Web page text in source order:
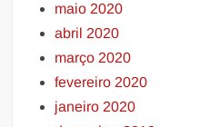
maio 2020
abril 2020
março 2020
fevereiro 2020
janeiro 2020